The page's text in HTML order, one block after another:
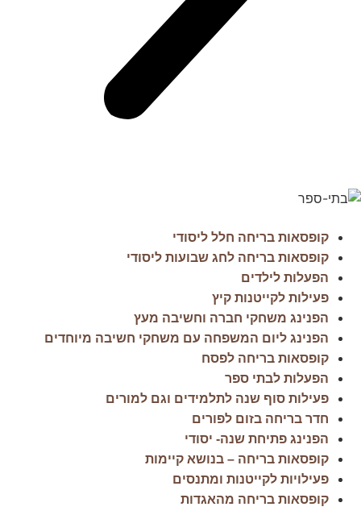
קופסאות בריחה חלל ליסודי
קופסאות בריחה לחג שבועות ליסודי
הפעלות לילדים
פעילות לקייטנות קיץ
הפנינג משחקי חברה וחשיבה מעץ
הפנינג ליום המשפחה עם משחקי חשיבה מיוחדים
קופסאות בריחה לפסח
הפעלות לבתי ספר
פעילות סוף שנה לתלמידים וגם למורים
חדר בריחה בזום לפורים
הפנינג פתיחת שנה- יסודי
קופסאות בריחה – בנושא קיימות
פעילויות לקייטנות ומתנסים
קופסאות בריחה מהאגדות